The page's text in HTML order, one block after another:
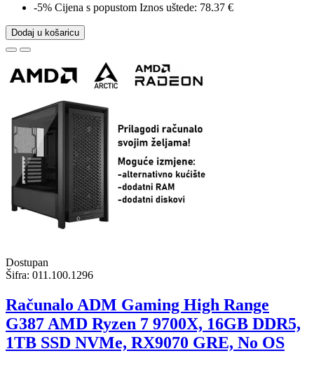
-5% Cijena s popustom Iznos uštede: 78.37 €
Dodaj u košaricu
Dostupan
Šifra: 011.100.1296
Računalo ADM Gaming High Range
G387 AMD Ryzen 7 9700X, 16GB DDR5,
1TB SSD NVMe, RX9070 GRE, No OS